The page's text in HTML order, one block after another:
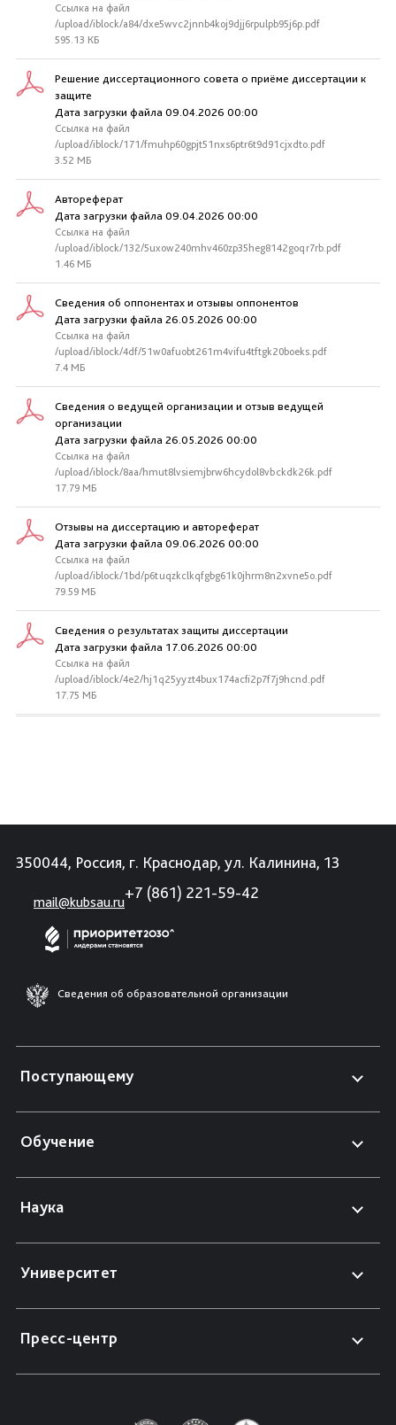
Ссылка на файл
/upload/iblock/a84/dxe5wvc2jnnb4koj9djj6rpulpb95j6p.pdf
595.13 КБ
Решение диссертационного совета о приёме диссертации к
защите
Дата загрузки файла 09.04.2026 00:00
Ссылка на файл
/upload/iblock/171/fmuhp60gpjt51nxs6ptr6t9d91cjxdto.pdf
3.52 МБ
Автореферат
Дата загрузки файла 09.04.2026 00:00
Ссылка на файл
/upload/iblock/132/5uxow240mhv460zp35heg8142goqr7rb.pdf
1.46 МБ
Сведения об оппонентах и отзывы оппонентов
Дата загрузки файла 26.05.2026 00:00
Ссылка на файл
/upload/iblock/4df/51w0afuobt261m4vifu4tftgk20boeks.pdf
7.4 МБ
Сведения о ведущей организации и отзыв ведущей
организации
Дата загрузки файла 26.05.2026 00:00
Ссылка на файл
/upload/iblock/8aa/hmut8lvsiemjbrw6hcydol8vbckdk26k.pdf
17.79 МБ
Отзывы на диссертацию и автореферат
Дата загрузки файла 09.06.2026 00:00
Ссылка на файл
/upload/iblock/1bd/p6tuqzkclkqfgbg61k0jhrm8n2xvne5o.pdf
79.59 МБ
Сведения о результатах защиты диссертации
Дата загрузки файла 17.06.2026 00:00
Ссылка на файл
/upload/iblock/4e2/hj1q25yyzt4bux174acfi2p7f7j9hcnd.pdf
17.75 МБ
350044, Россия, г. Краснодар, ул. Калинина, 13
mail@kubsau.ru
+7 (861) 221-59-42
Сведения об образовательной организации
Поступающему
Обучение
Наука
Университет
Пресс-центр